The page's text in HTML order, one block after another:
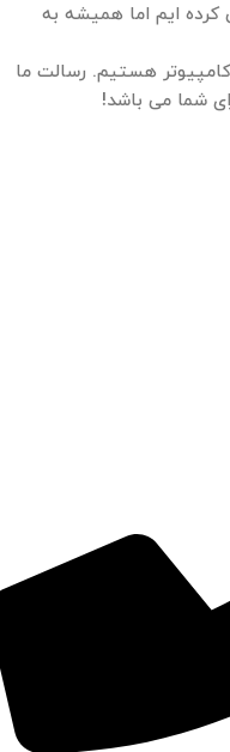
کرده ایم اما همیشه به
هستیم. رسالت ما
شما می باشد!